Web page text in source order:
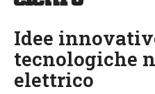
Idee
tecnologiche
elettrico